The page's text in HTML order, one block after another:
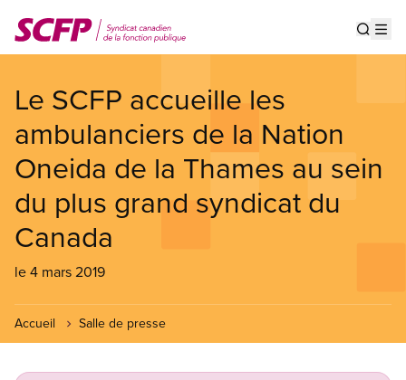
au
contenu
Le SCFP accueille les
ambulanciers de la Nation
Oneida de la Thames au sein
du plus grand syndicat du
Canada
le 4 mars 2019
Accueil Salle de presse